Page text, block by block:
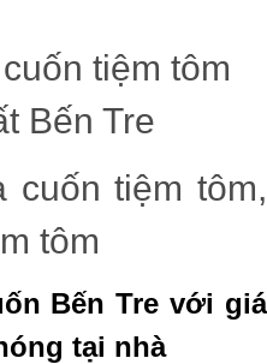
tiệm tôm
Bến Tre
cuốn tiệm tôm,
tôm
Bến Tre với giá
tại nhà